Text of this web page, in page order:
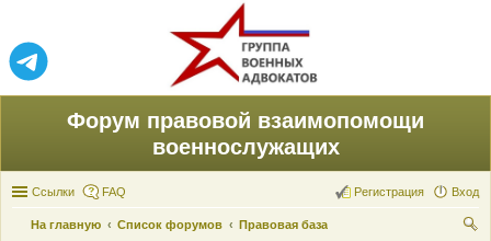
Форум правовой взаимопомощи
военнослужащих
Ссылки FAQ Вход
Регистрация
На главную Список форумов
Правовая база